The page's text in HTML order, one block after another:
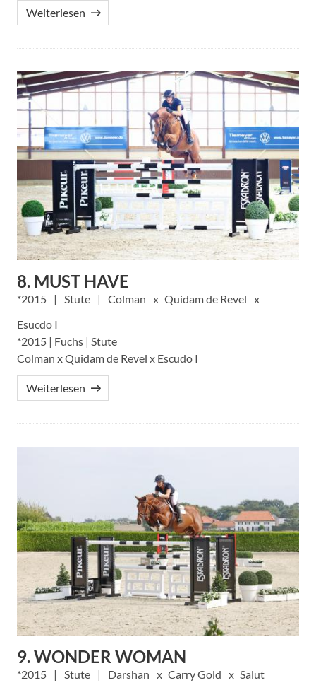
Weiterlesen
8. MUST HAVE
2015 Stute Colman
Quidam de Revel
Esucdo I
*2015 | Fuchs | Stute
Colman x Quidam de Revel x Escudo I
Weiterlesen
9. WONDER WOMAN
2015 Stute Darshan Carry Gold
Salut